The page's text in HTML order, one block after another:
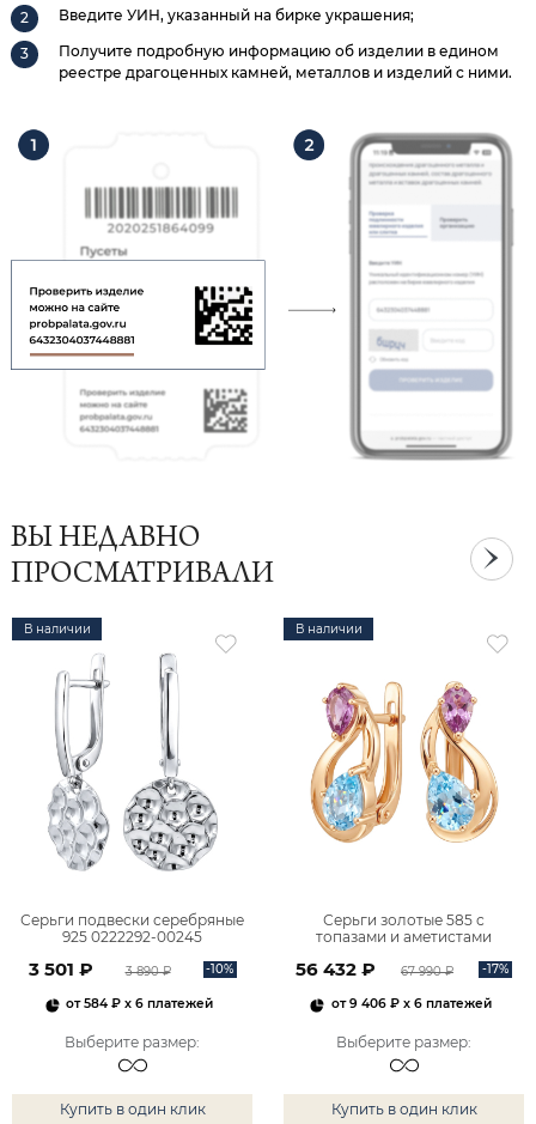
Введите УИН, указанный на бирке украшения;
Получите подробную информацию об изделии в едином
реестре драгоценных камней, металлов и изделий с ними.
ВЫ НЕДАВНО
ПРОСМАТРИВАЛИ
В наличии
Серьги подвески серебряные
925 0222292-00245
3 501 ₽ 3 890 ₽ -10%
от584 ₽ x 6 платежей
Выберите размер:
Купить в один клик
В наличии
Серьги золотые 585 с
топазами и аметистами
56 432 ₽ 67 990 ₽ -17%
от9 406 ₽x 6 платежей
Выберите размер:
Купить в один клик